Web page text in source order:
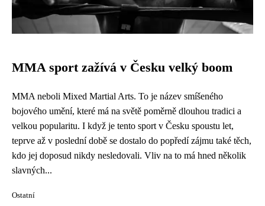
MMA sport zažívá v Česku velký boom
MMA neboli Mixed Martial Arts. To je název smíšeného
bojového umění, které má na světě poměrně dlouhou tradici a
velkou popularitu. I když je tento sport v Česku spoustu let,
teprve až v poslední době se dostalo do popředí zájmu také těch,
kdo jej doposud nikdy nesledovali. Vliv na to má hned několik
slavných...
Ostatní